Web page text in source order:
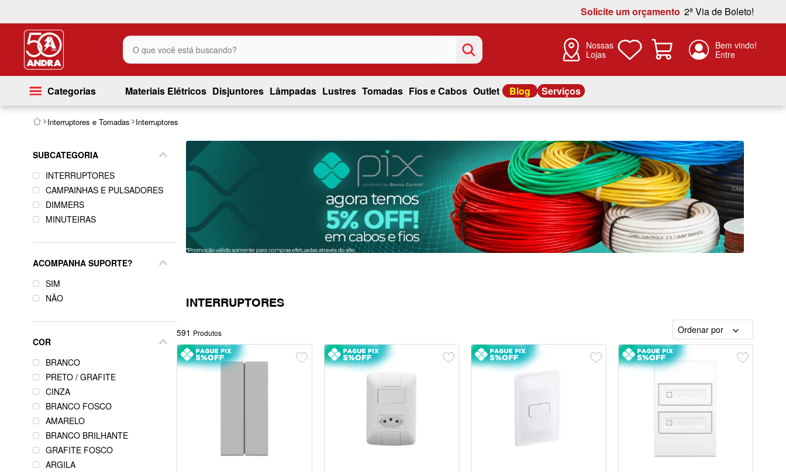
Solicite um orçamento 2ª Via de Boleto!
O que você está buscando?
Nossas
Lojas
Categorias Materiais Elétricos Disjuntores Lâmpadas Lustres Tomadas Fios e Cabos Outlet Blog Serviços
Interruptores e Tomadas Interruptores
SUBCATEGORIA
INTERRUPTORES
CAMPAINHAS E PULSADORES
DIMMERS
MINUTEIRAS
ACOMPANHA SUPORTE?
SIM
NÃO
COR
BRANCO
PRETO / GRAFITE
CINZA
BRANCO FOSCO
AMARELO
BRANCO BRILHANTE
GRAFITE FOSCO
ARGILA
INTERRUPTORES
591 Produtos Ordenar por